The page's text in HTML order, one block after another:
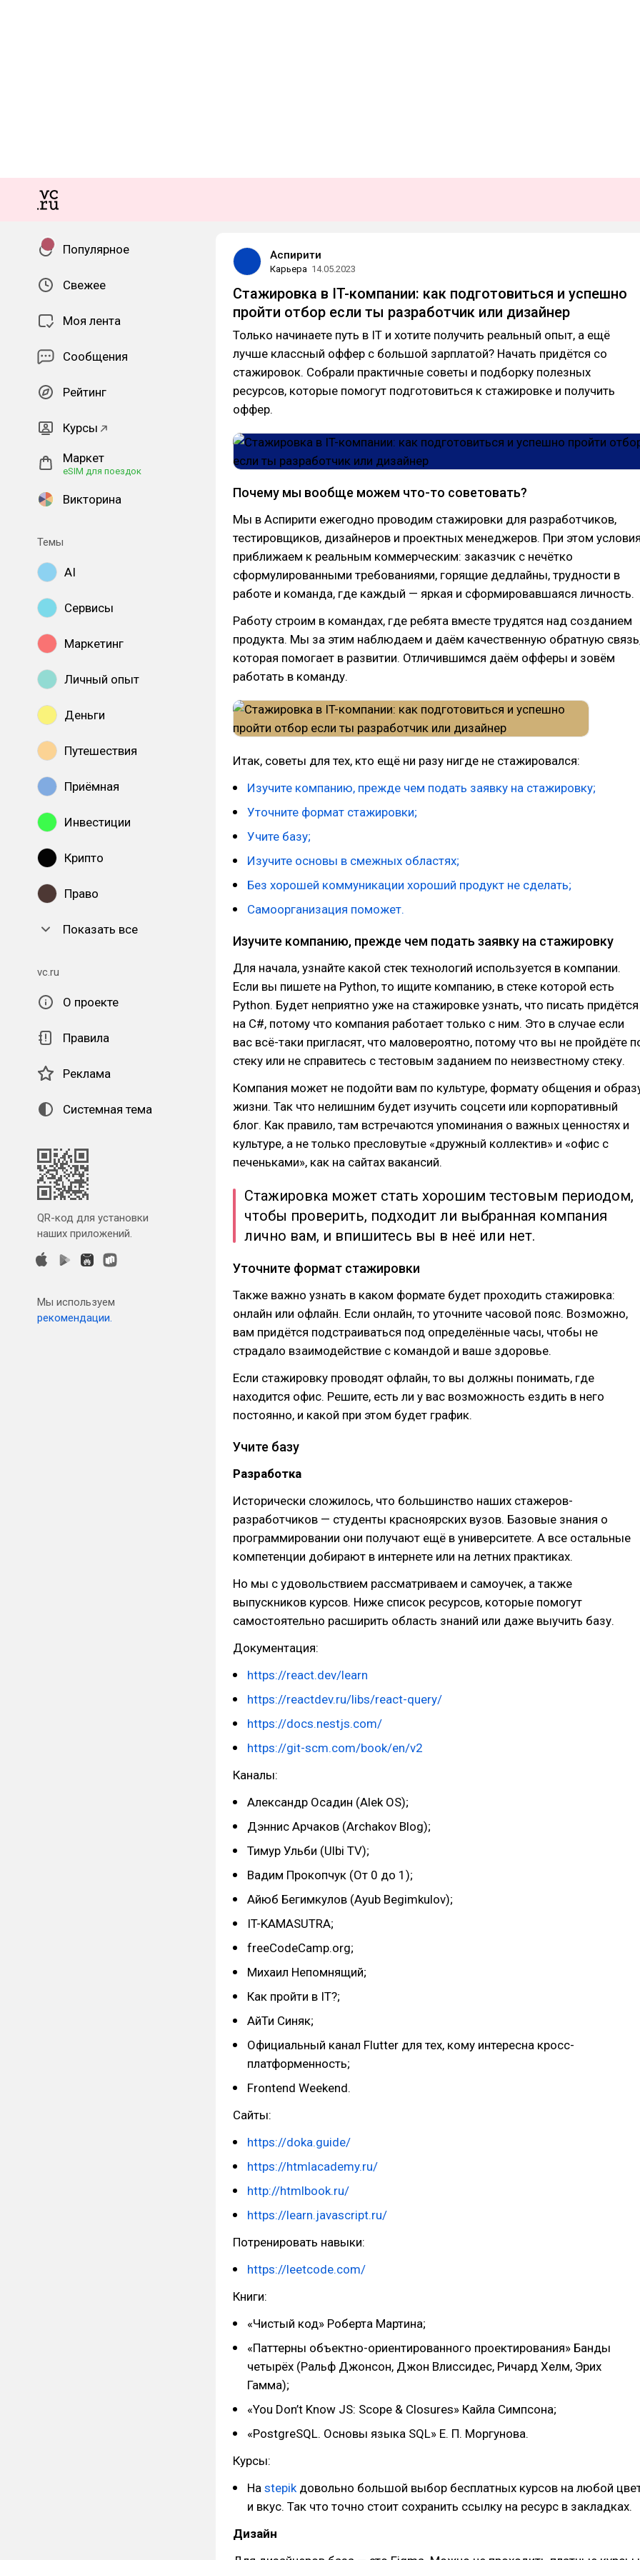
Популярное
Свежее
Моя лента
Сообщения
Рейтинг
Курсы
Маркет
eSIM для поездок
Викторина
Темы
AI
Сервисы
Маркетинг
Личный опыт
Деньги
Путешествия
Приёмная
Инвестиции
Крипто
Право
Показать все
vc.ru
О проекте
Правила
Реклама
Системная тема
QR-код для установки
наших приложений.
Мы используем
рекомендации.
Аспирити
Карьера 14.05.2023
Стажировка в IT-компании: как подготовиться и успешно
пройти отбор если ты разработчик или дизайнер
Только начинаете путь в IT и хотите получить реальный опыт, а ещё
лучше классный оффер с большой зарплатой? Начать придётся со
стажировок. Собрали практичные советы и подборку полезных
ресурсов, которые помогут подготовиться к стажировке и получить
оффер.
Почему мы вообще можем что-то советовать?
Мы в Аспирити ежегодно проводим стажировки для разработчиков,
тестировщиков, дизайнеров и проектных менеджеров. При этом
приближаем к реальным коммерческим: заказчик с нечётко
сформулированными требованиями, горящие дедлайны, трудности в
работе и команда, где каждый — яркая и сформировавшаяся личность.
Работу строим в командах, где ребята вместе трудятся над созданием
продукта. Мы за этим наблюдаем и даём качественную обратную
которая помогает в развитии. Отличившимся даём офферы и зовём
работать в команду.
Итак, советы для тех, кто ещё ни разу нигде не стажировался:
Изучите компанию, прежде чем подать заявку на стажировку;
Уточните формат стажировки;
Учите базу;
Изучите основы в смежных областях;
Без хорошей коммуникации хороший продукт не сделать;
Самоорганизация поможет.
Изучите компанию, прежде чем подать заявку на стажировку
Для начала, узнайте какой стек технологий используется в компании.
Если вы пишете на Python, то ищите компанию, в стеке которой есть
Python. Будет неприятно уже на стажировке узнать, что писать придётся
на C#, потому что компания работает только с ним. Это в случае если
вас всё-таки пригласят, что маловероятно, потому что вы не пройдёте
стеку или не справитесь с тестовым заданием по неизвестному стеку.
Компания может не подойти вам по культуре, формату общения и
жизни. Так что нелишним будет изучить соцсети или корпоративный
блог. Как правило, там встречаются упоминания о важных ценностях и
культуре, а не только пресловутые «дружный коллектив» и «офис с
печеньками», как на сайтах вакансий.
Стажировка может стать хорошим тестовым периодом,
чтобы проверить, подходит ли выбранная компания
лично вам, и впишитесь вы в неё или нет.
Уточните формат стажировки
Также важно узнать в каком формате будет проходить стажировка:
онлайн или офлайн. Если онлайн, то уточните часовой пояс. Возможно,
вам придётся подстраиваться под определённые часы, чтобы не
страдало взаимодействие с командой и ваше здоровье.
Если стажировку проводят офлайн, то вы должны понимать, где
находится офис. Решите, есть ли у вас возможность ездить в него
постоянно, и какой при этом будет график.
Учите базу
Разработка
Исторически сложилось, что большинство наших стажеров-
разработчиков — студенты красноярских вузов. Базовые знания о
программировании они получают ещё в университете. А все остальные
компетенции добирают в интернете или на летних практиках.
Но мы с удовольствием рассматриваем и самоучек, а также
выпускников курсов. Ниже список ресурсов, которые помогут
самостоятельно расширить область знаний или даже выучить базу.
Документация:
https://react.dev/learn
https://reactdev.ru/libs/react-query/
https://docs.nestjs.com/
https://git-scm.com/book/en/v2
Каналы:
Александр Осадин (Alek OS);
Дэннис Арчаков (Archakov Blog);
Тимур Ульби (Ulbi TV);
Вадим Прокопчук (От 0 до 1);
Айюб Бегимкулов (Ayub Begimkulov);
IT-KAMASUTRA;
freeCodeCamp.org;
Михаил Непомнящий;
Как пройти в IT?;
АйТи Синяк;
Официальный канал Flutter для тех, кому интересна кросс-
платформенность;
Frontend Weekend.
Сайты:
https://doka.guide/
https://htmlacademy.ru/
http://htmlbook.ru/
https://learn.javascript.ru/
Потренировать навыки:
https://leetcode.com/
Книги:
«Чистый код» Роберта Мартина;
«Паттерны объектно-ориентированного проектирования» Банды
четырёх (Ральф Джонсон, Джон Влиссидес, Ричард Хелм, Эрих
Гамма);
«You Don’t Know JS: Scope & Closures» Кайла Симпсона;
«PostgreSQL. Основы языка SQL» Е. П. Моргунова.
Курсы:
На stepikдовольно большой выбор бесплатных курсов на любой
и вкус. Так что точно стоит сохранить ссылку на ресурс в закладках.
Дизайн